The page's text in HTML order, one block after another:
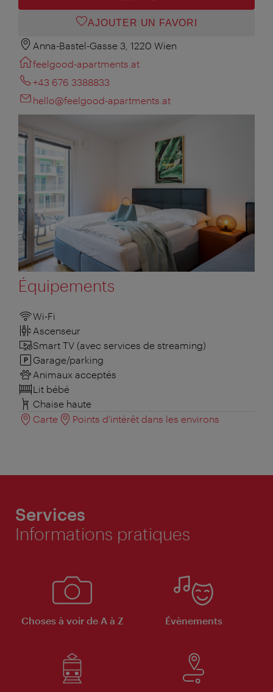
AJOUTER UN FAVORI
Anna-Bastel-Gasse 3, 1220 Wien
feelgood-apartments.at
+43 676 3388833
hello@feelgood-apartments.at
Équipements
Wi-Fi
Ascenseur
Smart TV (avec services de streaming)
Garage/parking
Animaux acceptés
Lit bébé
Chaise haute
Carte
Points d'intérêt dans les environs
Services
Informations pratiques
Choses à voir de A à Z Évènements